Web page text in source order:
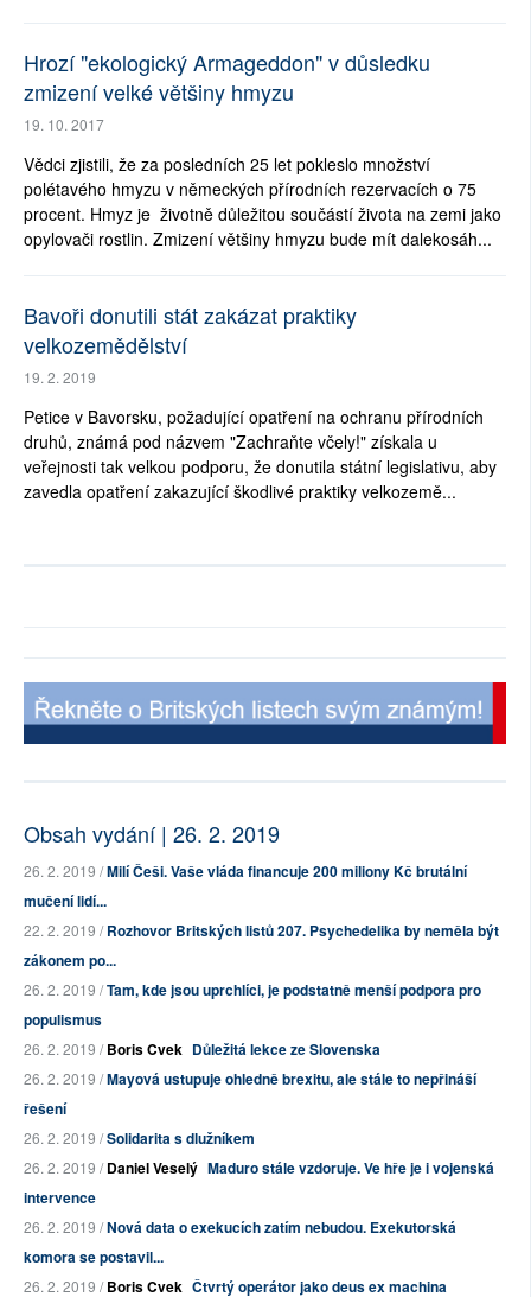
Hrozí "ekologický Armageddon" v důsledku
zmizení velké většiny hmyzu
19. 10. 2017
Vědci zjistili, že za posledních 25 let pokleslo množství
polétavého hmyzu v německých přírodních rezervacích o 75
procent. Hmyz je životně důležitou součástí života na zemi jako
opylovači rostlin. Zmizení většiny hmyzu bude mít dalekosáh...
Bavoři donutili stát zakázat praktiky
velkozemědělství
19. 2. 2019
Petice v Bavorsku, požadující opatření na ochranu přírodních
druhů, známá pod názvem "Zachraňte včely!" získala u
veřejnosti tak velkou podporu, že donutila státní legislativu, aby
zavedla opatření zakazující škodlivé praktiky velkozemě...
Obsah vydání | 26. 2. 2019
26. 2. 2019 /Milí Češi. Vaše vláda financuje 200 miliony Kč brutální
mučení lidí...
22. 2. 2019 /Rozhovor Britských listů 207. Psychedelika by neměla být
zákonem po...
26. 2. 2019 /Tam, kde jsou uprchlíci, je podstatně menší podpora pro
populismus
26. 2. 2019 /Boris Cvek Důležitá lekce ze Slovenska
26. 2. 2019 /Mayová ustupuje ohledně brexitu, ale stále to nepřináší
řešení
26. 2. 2019 /Solidarita s dlužníkem
26. 2. 2019 /Daniel Veselý Maduro stále vzdoruje. Ve hře je i vojenská
intervence
26. 2. 2019 /Nová data o exekucích zatím nebudou. Exekutorská
komora se postavil...
26. 2. 2019 /Boris Cvek Čtvrtý operátor jako deus ex machina